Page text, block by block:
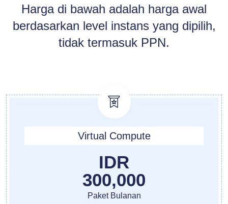
Harga di bawah adalah harga awal
berdasarkan level instans yang dipilih,
tidak termasuk PPN.
Virtual Compute
IDR
300,000
Paket Bulanan